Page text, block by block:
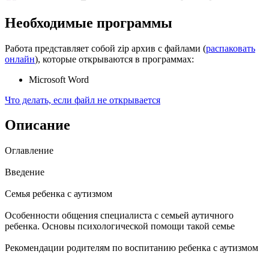
Необходимые программы
Работа представляет собой zip архив с файлами (распаковать
онлайн), которые открываются в программах:
Microsoft Word
Что делать, если файл не открывается
Описание
Оглавление
Введение
Семья ребенка с аутизмом
Особенности общения специалиста с семьей аутичного
ребенка. Основы психологической помощи такой семье
Рекомендации родителям по воспитанию ребенка с аутизмом